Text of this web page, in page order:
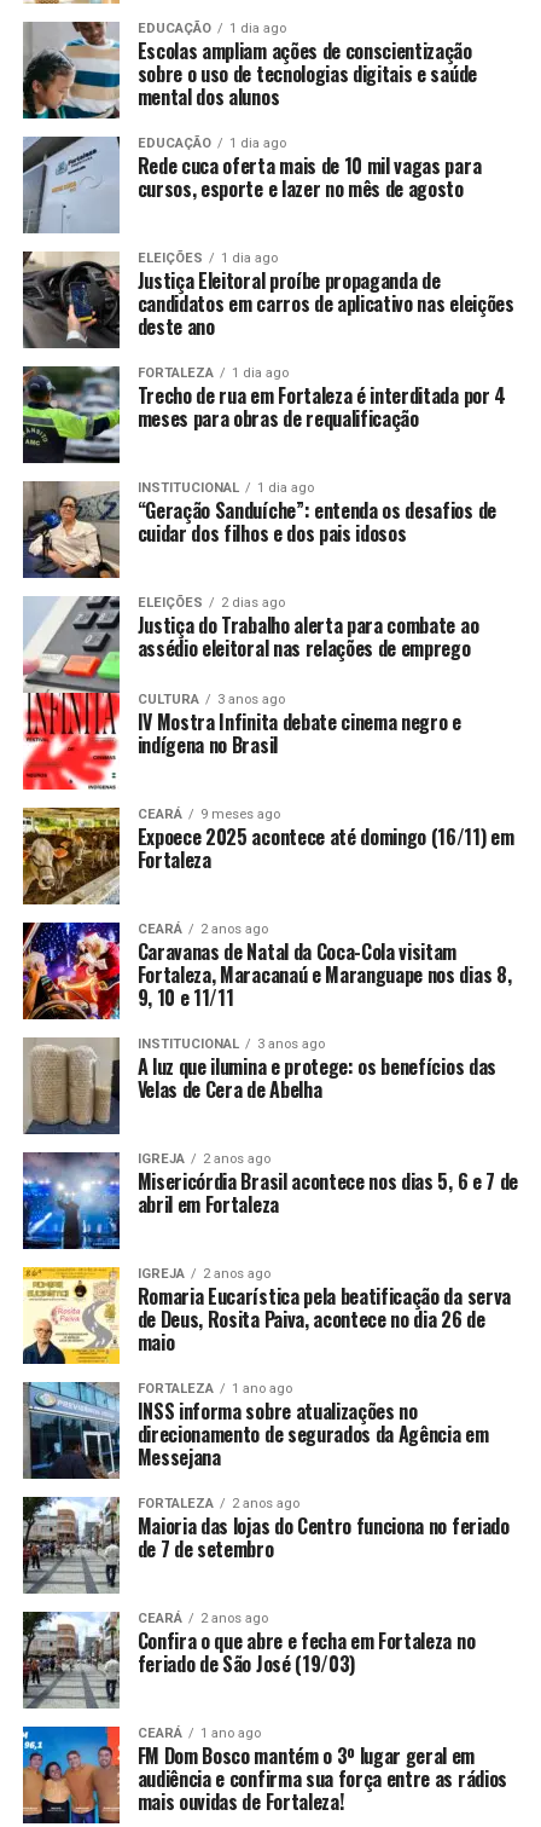
EDUCAÇÃO 1 dia ago
Escolas ampliam ações de conscientização
sobre o uso de tecnologias digitais e saúde
mental dos alunos
EDUCAÇÃO 1 dia ago
Rede cuca oferta mais de 10 mil vagas para
cursos, esporte e lazer no mês de agosto
ELEIÇÕES 1 dia ago
Justiça Eleitoral proíbe propaganda de
candidatos em carros de aplicativo nas eleições
deste ano
FORTALEZA 1 dia ago
Trecho de rua em Fortaleza é interditada por 4
meses para obras de requalificação
INSTITUCIONAL 1 dia ago
“Geração Sanduíche”: entenda os desafios de
cuidar dos filhos e dos pais idosos
ELEIÇÕES 2 dias ago
Justiça do Trabalho alerta para combate ao
assédio eleitoral nas relações de emprego
CULTURA 3 anos ago
IV Mostra Infinita debate cinema negro e
indígena no Brasil
CEARÁ 9 meses ago
Expoece 2025 acontece até domingo (16/11) em
Fortaleza
CEARÁ 2 anos ago
Caravanas de Natal da Coca-Cola visitam
Fortaleza, Maracanaú e Maranguape nos dias 8,
9, 10 e 11/11
INSTITUCIONAL 3 anos ago
A luz que ilumina e protege: os benefícios das
Velas de Cera de Abelha
IGREJA 2 anos ago
Misericórdia Brasil acontece nos dias 5, 6 e 7 de
abril em Fortaleza
IGREJA 2 anos ago
Romaria Eucarística pela beatificação da serva
de Deus, Rosita Paiva, acontece no dia 26 de
maio
FORTALEZA 1 ano ago
INSS informa sobre atualizações no
direcionamento de segurados da Agência em
Messejana
FORTALEZA 2 anos ago
Maioria das lojas do Centro funciona no feriado
de 7 de setembro
CEARÁ 2 anos ago
Confira o que abre e fecha em Fortaleza no
feriado de São José (19/03)
CEARÁ 1 ano ago
FM Dom Bosco mantém o 3º lugar geral em
audiência e confirma sua força entre as rádios
mais ouvidas de Fortaleza!